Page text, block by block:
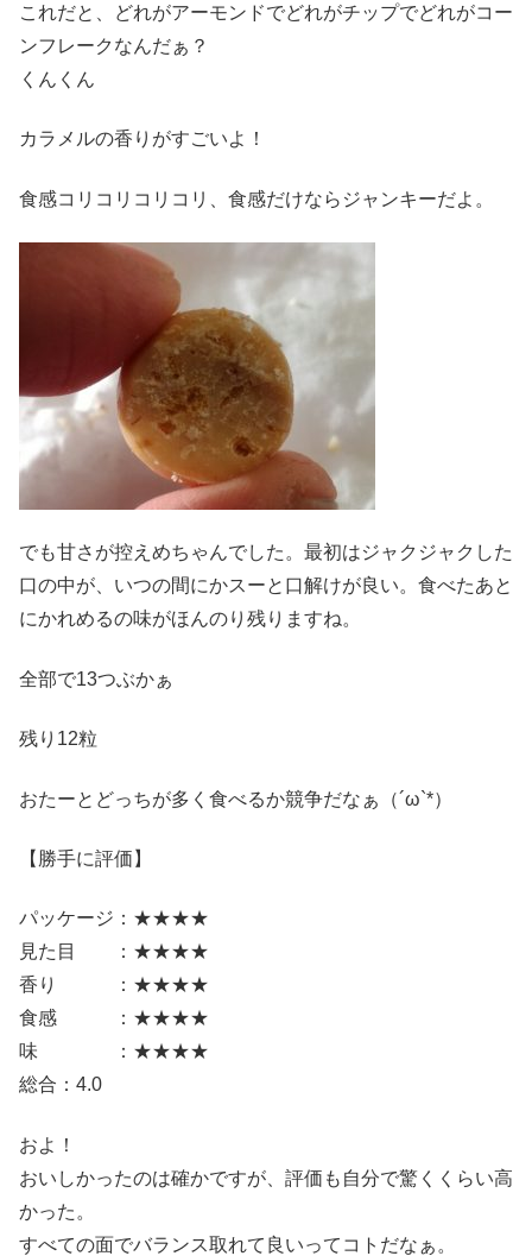
これだと、どれがアーモンドでどれがチップでどれがコー
ンフレークなんだぁ？
くんくん
カラメルの香りがすごいよ！
食感コリコリコリコリ、食感だけならジャンキーだよ。
でも甘さが控えめちゃんでした。最初はジャクジャクした
口の中が、いつの間にかスーと口解けが良い。食べたあと
にかれめるの味がほんのり残りますね。
全部で13つぶかぁ
残り12粒
おたーとどっちが多く食べるか競争だなぁ（´ω`*）
【勝手に評価】
パッケージ：★★★★
見た目 ：★★★★
香り ：★★★★
食感 ：★★★★
味 ：★★★★
総合：4.0
およ！
おいしかったのは確かですが、評価も自分で驚くくらい高
かった。
すべての面でバランス取れて良いってコトだなぁ。